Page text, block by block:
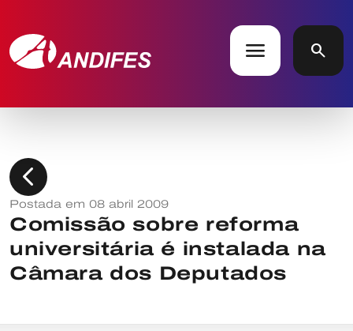
menu search
chevron_left
Postada em 08 abril 2009
Comissão sobre reforma
universitária é instalada na
Câmara dos Deputados